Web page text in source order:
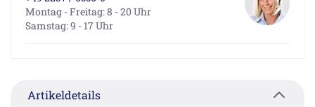
Montag - Freitag: 8 - 20 Uhr
Samstag: 9 - 17 Uhr
Artikeldetails